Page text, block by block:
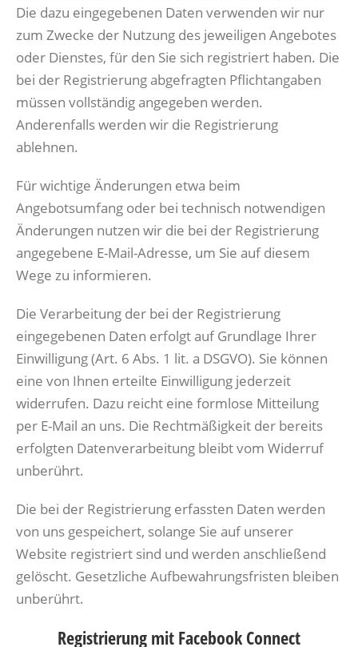
Die dazu eingegebenen Daten verwenden wir nur
zum Zwecke der Nutzung des jeweiligen Angebotes
oder Dienstes, für den Sie sich registriert haben. Die
bei der Registrierung abgefragten Pflichtangaben
müssen vollständig angegeben werden.
Anderenfalls werden wir die Registrierung
ablehnen.
Für wichtige Änderungen etwa beim
Angebotsumfang oder bei technisch notwendigen
Änderungen nutzen wir die bei der Registrierung
angegebene E-Mail-Adresse, um Sie auf diesem
Wege zu informieren.
Die Verarbeitung der bei der Registrierung
eingegebenen Daten erfolgt auf Grundlage Ihrer
Einwilligung (Art. 6 Abs. 1 lit. a DSGVO). Sie können
eine von Ihnen erteilte Einwilligung jederzeit
widerrufen. Dazu reicht eine formlose Mitteilung
per E-Mail an uns. Die Rechtmäßigkeit der bereits
erfolgten Datenverarbeitung bleibt vom Widerruf
unberührt.
Die bei der Registrierung erfassten Daten werden
von uns gespeichert, solange Sie auf unserer
Website registriert sind und werden anschließend
gelöscht. Gesetzliche Aufbewahrungsfristen bleiben
unberührt.
Registrierung mit Facebook Connect